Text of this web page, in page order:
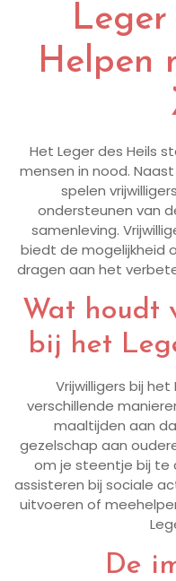
Leger
Helpen
Het Leger des Heils
mensen in nood.
spelen
ondersteunen van
samenleving.
biedt de mogelijkheid
dragen aan het
Wat houdt
bij het
Vrijwilligers bij het
verschillende
maaltijden aan
gezelschap aan
om je steentje bij te
assisteren bij sociale
uitvoeren of
De